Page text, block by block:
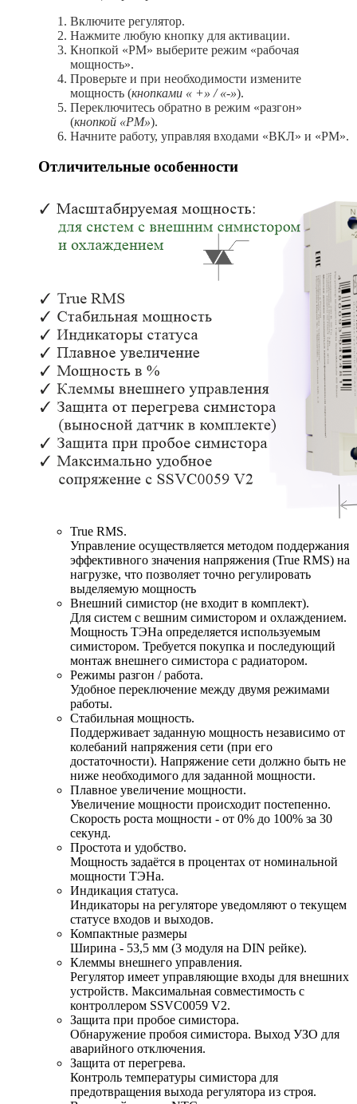
Включите регулятор.
Нажмите любую кнопку для активации.
Кнопкой «РМ» выберите режим «рабочая
мощность».
Проверьте и при необходимости измените
мощность (кнопками « +» / «-»).
Переключитесь обратно в режим «разгон»
(кнопкой «РМ»).
Начните работу, управляя входами «ВКЛ» и «РМ».
Отличительные особенности
True RMS.
Управление осуществляется методом поддержания
эффективного значения напряжения (True RMS) на
нагрузке, что позволяет точно регулировать
выделяемую мощность
Внешний симистор (не входит в комплект).
Для систем с вешним симистором и охлаждением.
Мощность ТЭНа определяется используемым
симистором. Требуется покупка и последующий
монтаж внешнего симистора с радиатором.
Режимы разгон / работа.
Удобное переключение между двумя режимами
работы.
Стабильная мощность.
Поддерживает заданную мощность независимо от
колебаний напряжения сети (при его
достаточности). Напряжение сети должно быть не
ниже необходимого для заданной мощности.
Плавное увеличение мощности.
Увеличение мощности происходит постепенно.
Скорость роста мощности - от 0% до 100% за 30
секунд.
Простота и удобство.
Мощность задаётся в процентах от номинальной
мощности ТЭНа.
Индикация статуса.
Индикаторы на регуляторе уведомляют о текущем
статусе входов и выходов.
Компактные размеры
Ширина - 53,5 мм (3 модуля на DIN рейке).
Клеммы внешнего управления.
Регулятор имеет управляющие входы для внешних
устройств. Максимальная совместимость с
контроллером SSVC0059 V2.
Защита при пробое симистора.
Обнаружение пробоя симистора. Выход УЗО для
аварийного отключения.
Защита от перегрева.
Контроль температуры симистора для
предотвращения выхода регулятора из строя.